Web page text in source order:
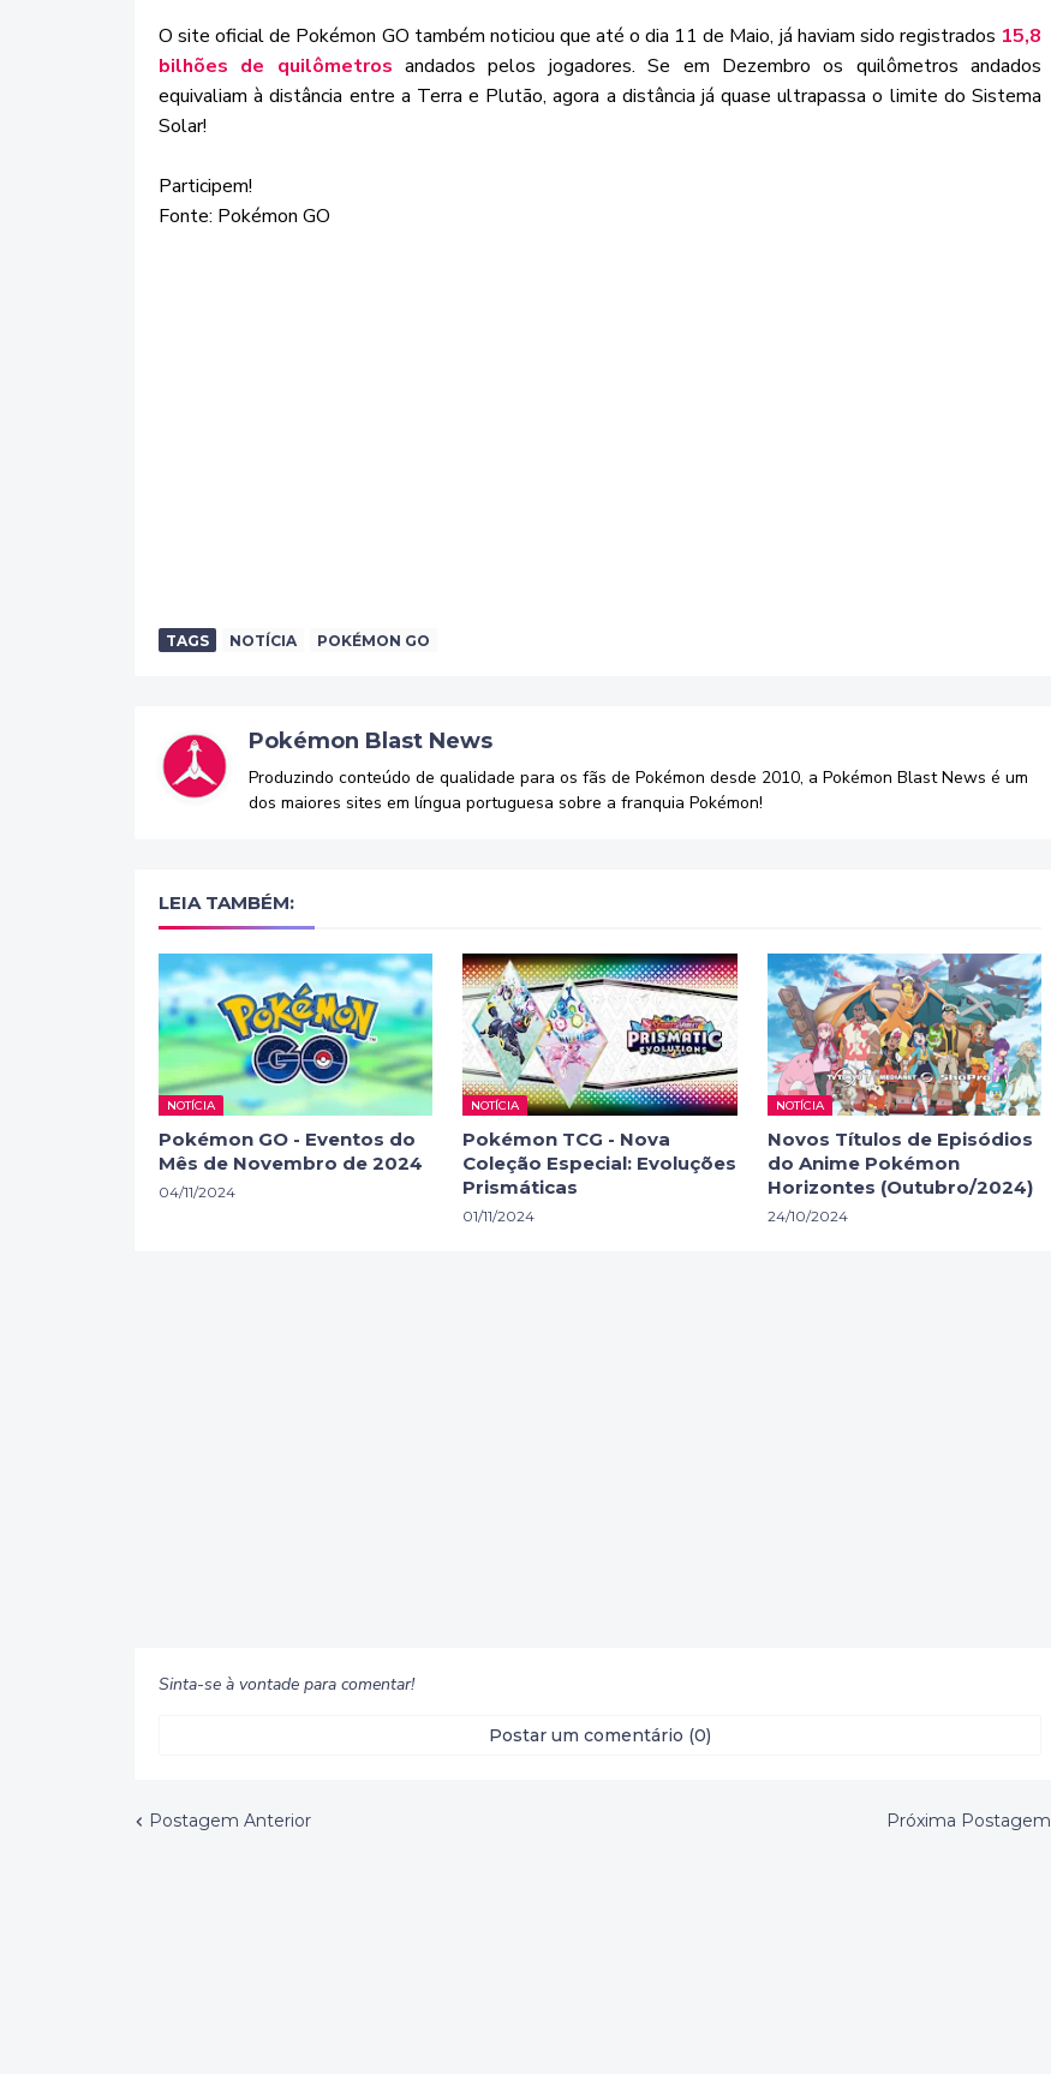
O site oficial de Pokémon GO também noticiou que até o dia 11 de Maio, já haviam sido registrados 15,8
bilhões de quilômetros andados pelos jogadores. Se em Dezembro os quilômetros andados
equivaliam à distância entre a Terra e Plutão, agora a distância já quase ultrapassa o limite do Sistema
Solar!
Participem!
Fonte: Pokémon GO
TAGS NOTÍCIA POKÉMON GO
Pokémon Blast News
Produzindo conteúdo de qualidade para os fãs de Pokémon desde 2010, a Pokémon Blast News é um
dos maiores sites em língua portuguesa sobre a franquia Pokémon!
LEIA TAMBÉM:
NOTÍCIA
Pokémon GO - Eventos do
Mês de Novembro de 2024
04/11/2024
NOTÍCIA
Pokémon TCG - Nova
Coleção Especial: Evoluções
Prismáticas
01/11/2024
NOTÍCIA
Novos Títulos de Episódios
do Anime Pokémon
Horizontes (Outubro/2024)
24/10/2024
Sinta-se à vontade para comentar!
Postar um comentário (0)
Postagem Anterior Próxima Postagem